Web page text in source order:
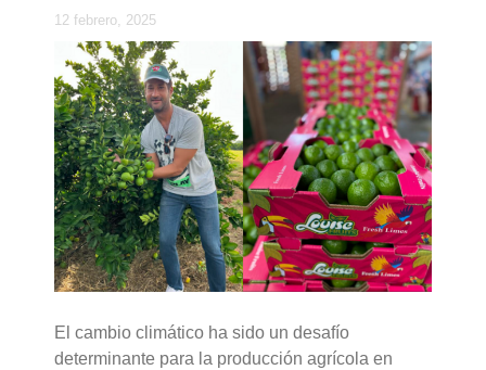
12 febrero, 2025
El cambio climático ha sido un desafío
determinante para la producción agrícola en